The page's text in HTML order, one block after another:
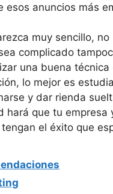
esos anuncios más
muy sencillo, no
complicado
una buena técnica
lo mejor es
y dar rienda
hará que tu empresa
el éxito que